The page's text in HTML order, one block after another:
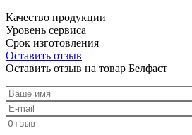
Качество продукции
Уровень сервиса
Срок изготовления
Оставить отзыв
Оставить отзыв на товар Белфаст